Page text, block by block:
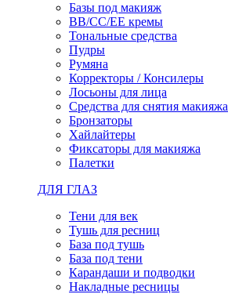
Базы под макияж
BB/CC/EE кремы
Тональные средства
Пудры
Румяна
Корректоры / Консилеры
Лосьоны для лица
Средства для снятия макияжа
Бронзаторы
Хайлайтеры
Фиксаторы для макияжа
Палетки
ДЛЯ ГЛАЗ
Тени для век
Тушь для ресниц
База под тушь
База под тени
Карандаши и подводки
Накладные ресницы